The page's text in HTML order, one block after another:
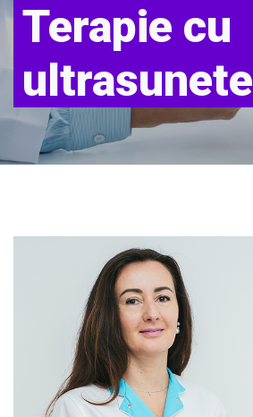
Terapie cu
ultrasunete